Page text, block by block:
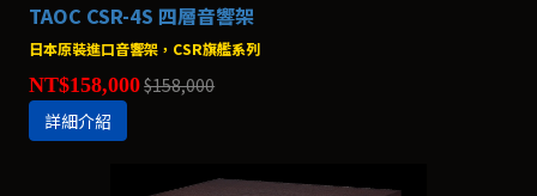
TAOC CSR-4S 四層音響架
日本原裝進口音響架，CSR旗艦系列
NT$158,000$158,000
詳細介紹